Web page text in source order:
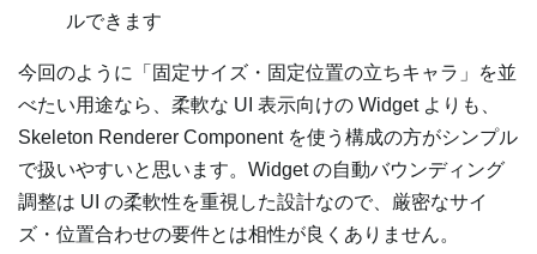
ルできます
今回のように「固定サイズ・固定位置の立ちキャラ」を並
べたい用途なら、柔軟な UI 表示向けの Widget よりも、
Skeleton Renderer Component を使う構成の方がシンプル
で扱いやすいと思います。Widget の自動バウンディング
調整は UI の柔軟性を重視した設計なので、厳密なサイ
ズ・位置合わせの要件とは相性が良くありません。